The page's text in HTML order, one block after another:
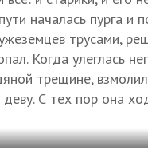
началась пурга и
трусами,
Когда улеглась
трещине,
С тех пор она